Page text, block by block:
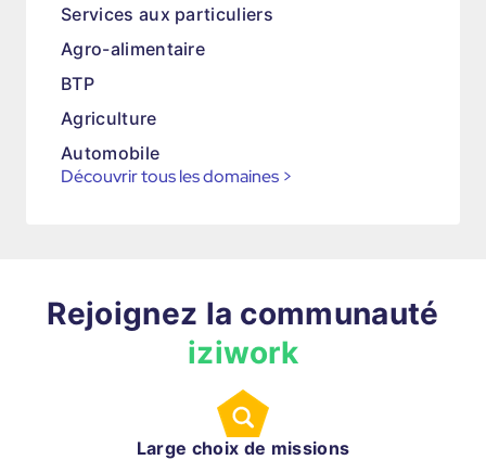
Services aux particuliers
Agro-alimentaire
BTP
Agriculture
Automobile
Découvrir tous les domaines >
Rejoignez la communauté
iziwork
Large choix de missions